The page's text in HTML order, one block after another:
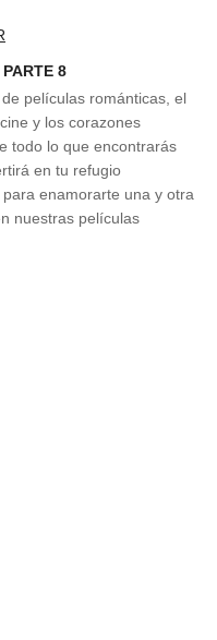
8
películas románticas, el
y los corazones
todo lo que encontrarás
en tu refugio
enamorarte una y otra
nuestras películas